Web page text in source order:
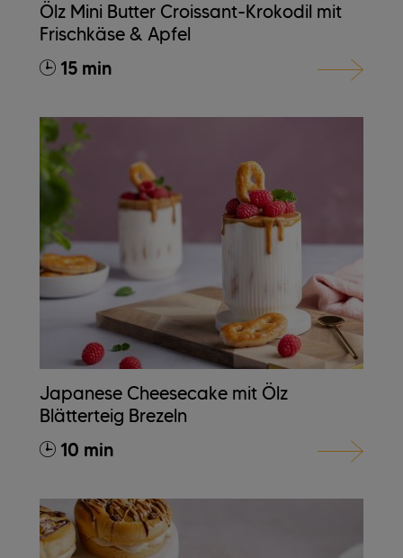
Ölz Mini Butter Croissant-Krokodil mit
Frischkäse & Apfel
15 min
Japanese Cheesecake mit Ölz
Blätterteig Brezeln
10 min